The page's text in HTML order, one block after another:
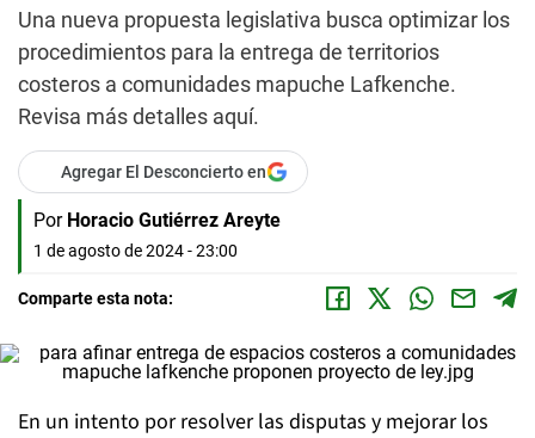
Una nueva propuesta legislativa busca optimizar los
procedimientos para la entrega de territorios
costeros a comunidades mapuche Lafkenche.
Revisa más detalles aquí.
Agregar El Desconcierto en
Por Horacio Gutiérrez Areyte
1 de agosto de 2024 - 23:00
Comparte esta nota:
En un intento por resolver las disputas y mejorar los